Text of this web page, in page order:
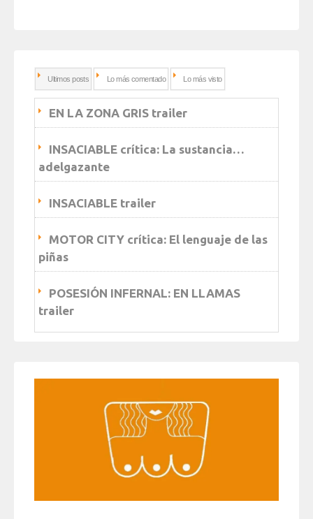
Ultimos posts Lo más comentado Lo más visto
EN LA ZONA GRIS trailer
INSACIABLE crítica: La sustancia…
adelgazante
INSACIABLE trailer
MOTOR CITY crítica: El lenguaje de las
piñas
POSESIÓN INFERNAL: EN LLAMAS
trailer